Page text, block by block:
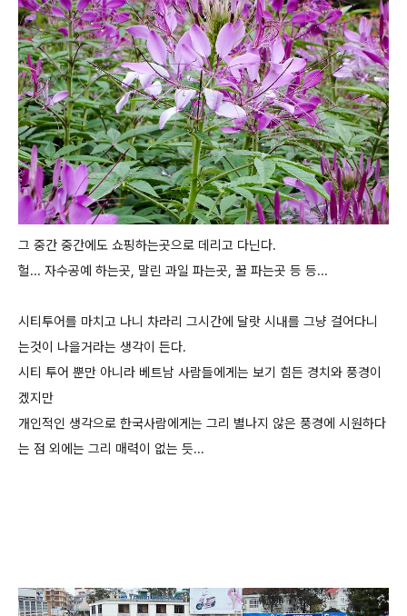
그 중간 중간에도 쇼핑하는곳으로 데리고 다닌다.
헐... 자수공예 하는곳, 말린 과일 파는곳, 꿀 파는곳 등 등...
시티투어를 마치고 나니 차라리 그시간에 달랏 시내를 그냥 걸어다니
는것이 나을거라는 생각이 든다.
시티 투어 뿐만 아니라 베트남 사람들에게는 보기 힘든 경치와 풍경이
겠지만
개인적인 생각으로 한국사람에게는 그리 별나지 않은 풍경에 시원하다
는 점 외에는 그리 매력이 없는 듯...